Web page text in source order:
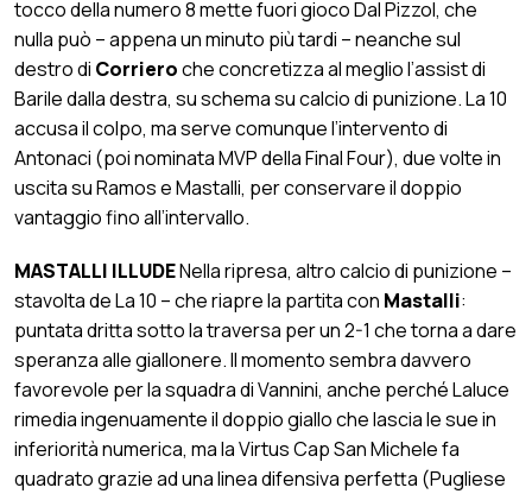
tocco della numero 8 mette fuori gioco Dal Pizzol, che
nulla può – appena un minuto più tardi – neanche sul
destro di Corrieroche concretizza al meglio l’assist di
Barile dalla destra, su schema su calcio di punizione. La 10
accusa il colpo, ma serve comunque l’intervento di
Antonaci (poi nominata MVP della Final Four), due volte in
uscita su Ramos e Mastalli, per conservare il doppio
vantaggio fino all’intervallo.
MASTALLI ILLUDENella ripresa, altro calcio di punizione –
stavolta de La 10 – che riapre la partita con Mastalli:
puntata dritta sotto la traversa per un 2-1 che torna a dare
speranza alle giallonere. Il momento sembra davvero
favorevole per la squadra di Vannini, anche perché Laluce
rimedia ingenuamente il doppio giallo che lascia le sue in
inferiorità numerica, ma la Virtus Cap San Michele fa
quadrato grazie ad una linea difensiva perfetta (Pugliese